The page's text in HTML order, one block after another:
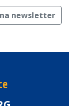
newsletter